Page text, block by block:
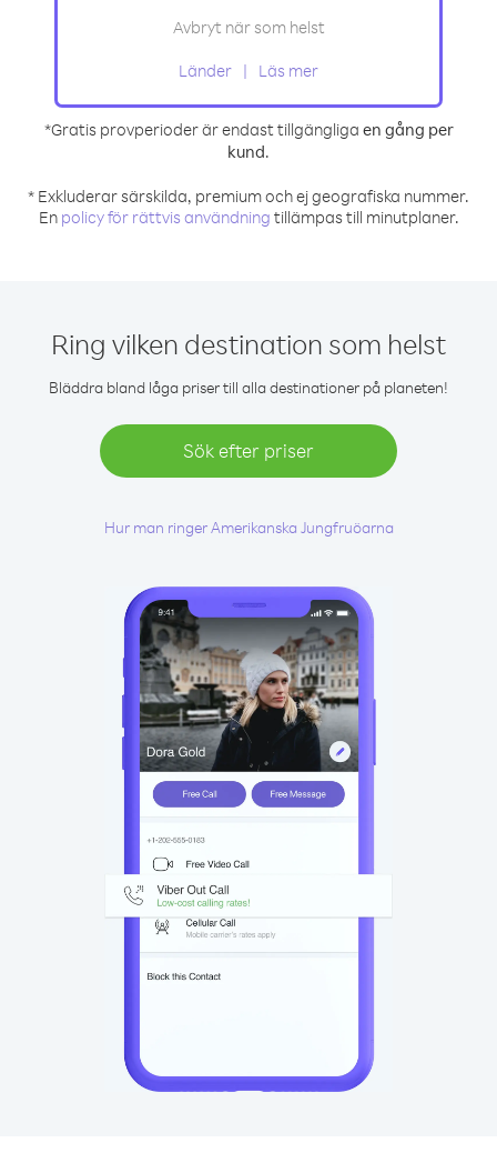
Avbryt när som helst
Länder Läs mer
*Gratis provperioder är endast tillgängliga en gång per
kund.
* Exkluderar särskilda, premium och ej geografiska nummer.
En policy för rättvis användning tillämpas till minutplaner.
Ring vilken destination som helst
Bläddra bland låga priser till alla destinationer på planeten!
Sök efter priser
Hur man ringer Amerikanska Jungfruöarna